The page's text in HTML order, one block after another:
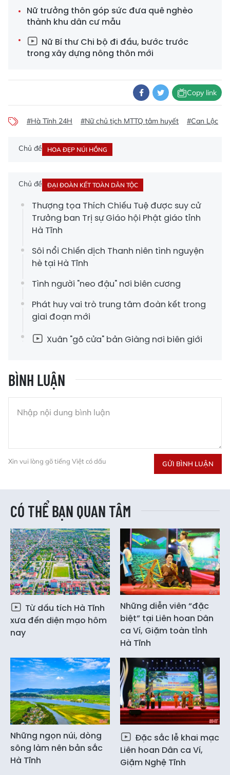
Nữ trưởng thôn góp sức đưa quê nghèo
thành khu dân cư mẫu
Nữ Bí thư Chi bộ đi đầu, bước trước
trong xây dựng nông thôn mới
Copy link
#Hà Tĩnh 24H #Nữ chủ tịch MTTQ tâm huyết #Can Lộc
Chủ đề HOA ĐẸP NÚI HỒNG
Chủ đề ĐẠI ĐOÀN KẾT TOÀN DÂN TỘC
Thượng tọa Thích Chiếu Tuệ được suy cử
Trưởng ban Trị sự Giáo hội Phật giáo tỉnh
Hà Tĩnh
Sôi nổi Chiến dịch Thanh niên tình nguyện
hè tại Hà Tĩnh
Tình người "neo đậu" nơi biên cương
Phát huy vai trò trung tâm đoàn kết trong
giai đoạn mới
Xuân "gõ cửa" bản Giàng nơi biên giới
BÌNH LUẬN
Xin vui lòng gõ tiếng Việt có dấu GỬI BÌNH LUẬN
CÓ THỂ BẠN QUAN TÂM
Từ dấu tích Hà Tĩnh
xưa đến diện mạo hôm
nay
Những diễn viên “đặc
biệt” tại Liên hoan Dân
ca Ví, Giặm toàn tỉnh
Hà Tĩnh
Những ngọn núi, dòng
sông làm nên bản sắc
Hà Tĩnh
Đặc sắc lễ khai mạc
Liên hoan Dân ca Ví,
Giặm Nghệ Tĩnh